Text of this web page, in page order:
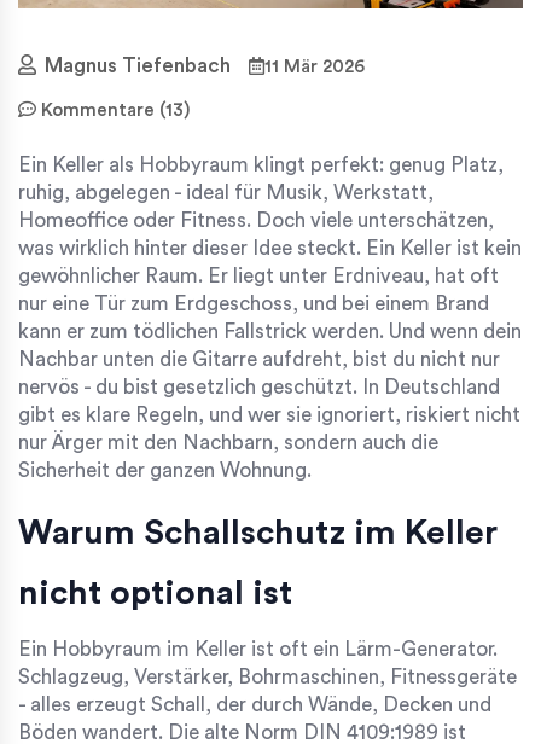
Magnus Tiefenbach 11 Mär 2026
Kommentare (13)
Ein Keller als Hobbyraum klingt perfekt: genug Platz,
ruhig, abgelegen - ideal für Musik, Werkstatt,
Homeoffice oder Fitness. Doch viele unterschätzen,
was wirklich hinter dieser Idee steckt. Ein Keller ist kein
gewöhnlicher Raum. Er liegt unter Erdniveau, hat oft
nur eine Tür zum Erdgeschoss, und bei einem Brand
kann er zum tödlichen Fallstrick werden. Und wenn dein
Nachbar unten die Gitarre aufdreht, bist du nicht nur
nervös - du bist gesetzlich geschützt. In Deutschland
gibt es klare Regeln, und wer sie ignoriert, riskiert nicht
nur Ärger mit den Nachbarn, sondern auch die
Sicherheit der ganzen Wohnung.
Warum Schallschutz im Keller
nicht optional ist
Ein Hobbyraum im Keller ist oft ein Lärm-Generator.
Schlagzeug, Verstärker, Bohrmaschinen, Fitnessgeräte
- alles erzeugt Schall, der durch Wände, Decken und
Böden wandert. Die alte Norm DIN 4109:1989 ist